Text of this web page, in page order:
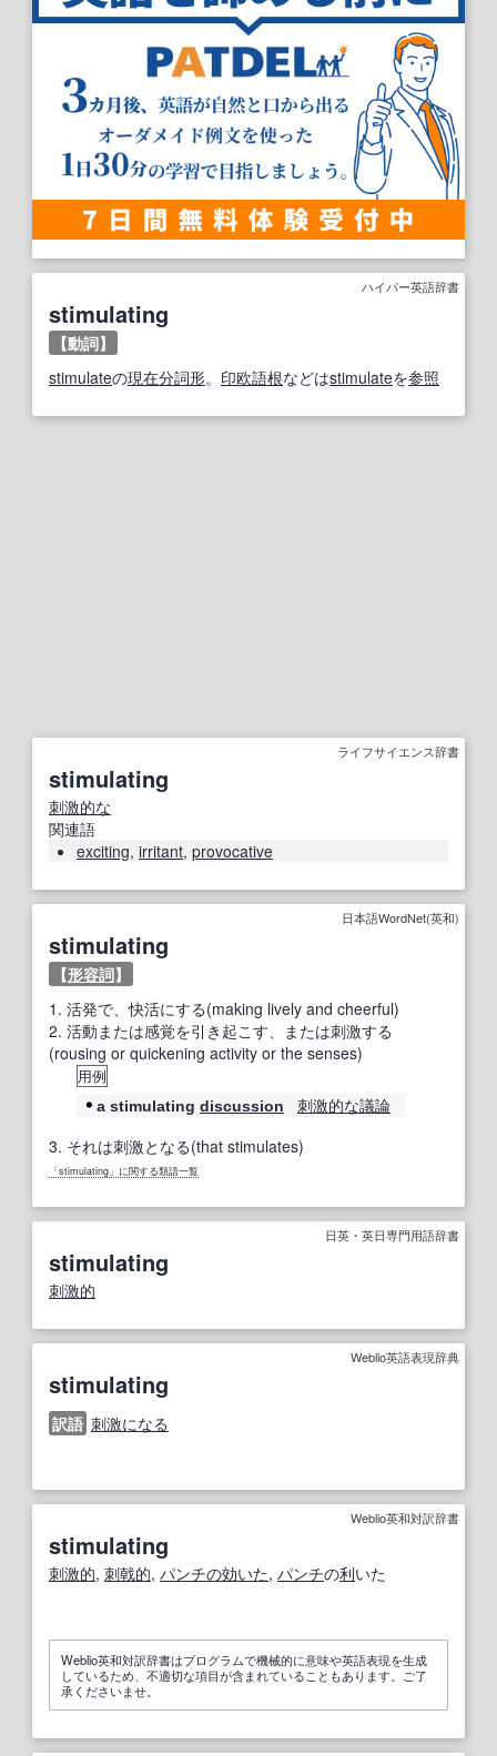
ハイパー英語辞書
stimulating
【動詞】
stimulateの現在分詞形。 印欧語根などはstimulateを参照
ライフサイエンス辞書
stimulating
刺激的な
関連語
exciting, irritant, provocative
日本語WordNet(英和)
stimulating
【形容詞】
1. 活発で、快活にする(making lively and cheerful)
2. 活動または感覚を引き起こす、または刺激する
(rousing or quickening activity or the senses)
用例
a stimulating discussion 刺激的な議論
3. それは刺激となる(that stimulates)
「stimulating」に関する類語一覧
日英・英日専門用語辞書
stimulating
刺激的
Weblio英語表現辞典
stimulating
訳語 刺激になる
Weblio英和対訳辞書
stimulating
刺激的, 刺戟的, パンチの効いた, パンチの利いた
Weblio英和対訳辞書はプログラムで機械的に意味や英語表現を生成
しているため、不適切な項目が含まれていることもあります。ご了
承くださいませ。